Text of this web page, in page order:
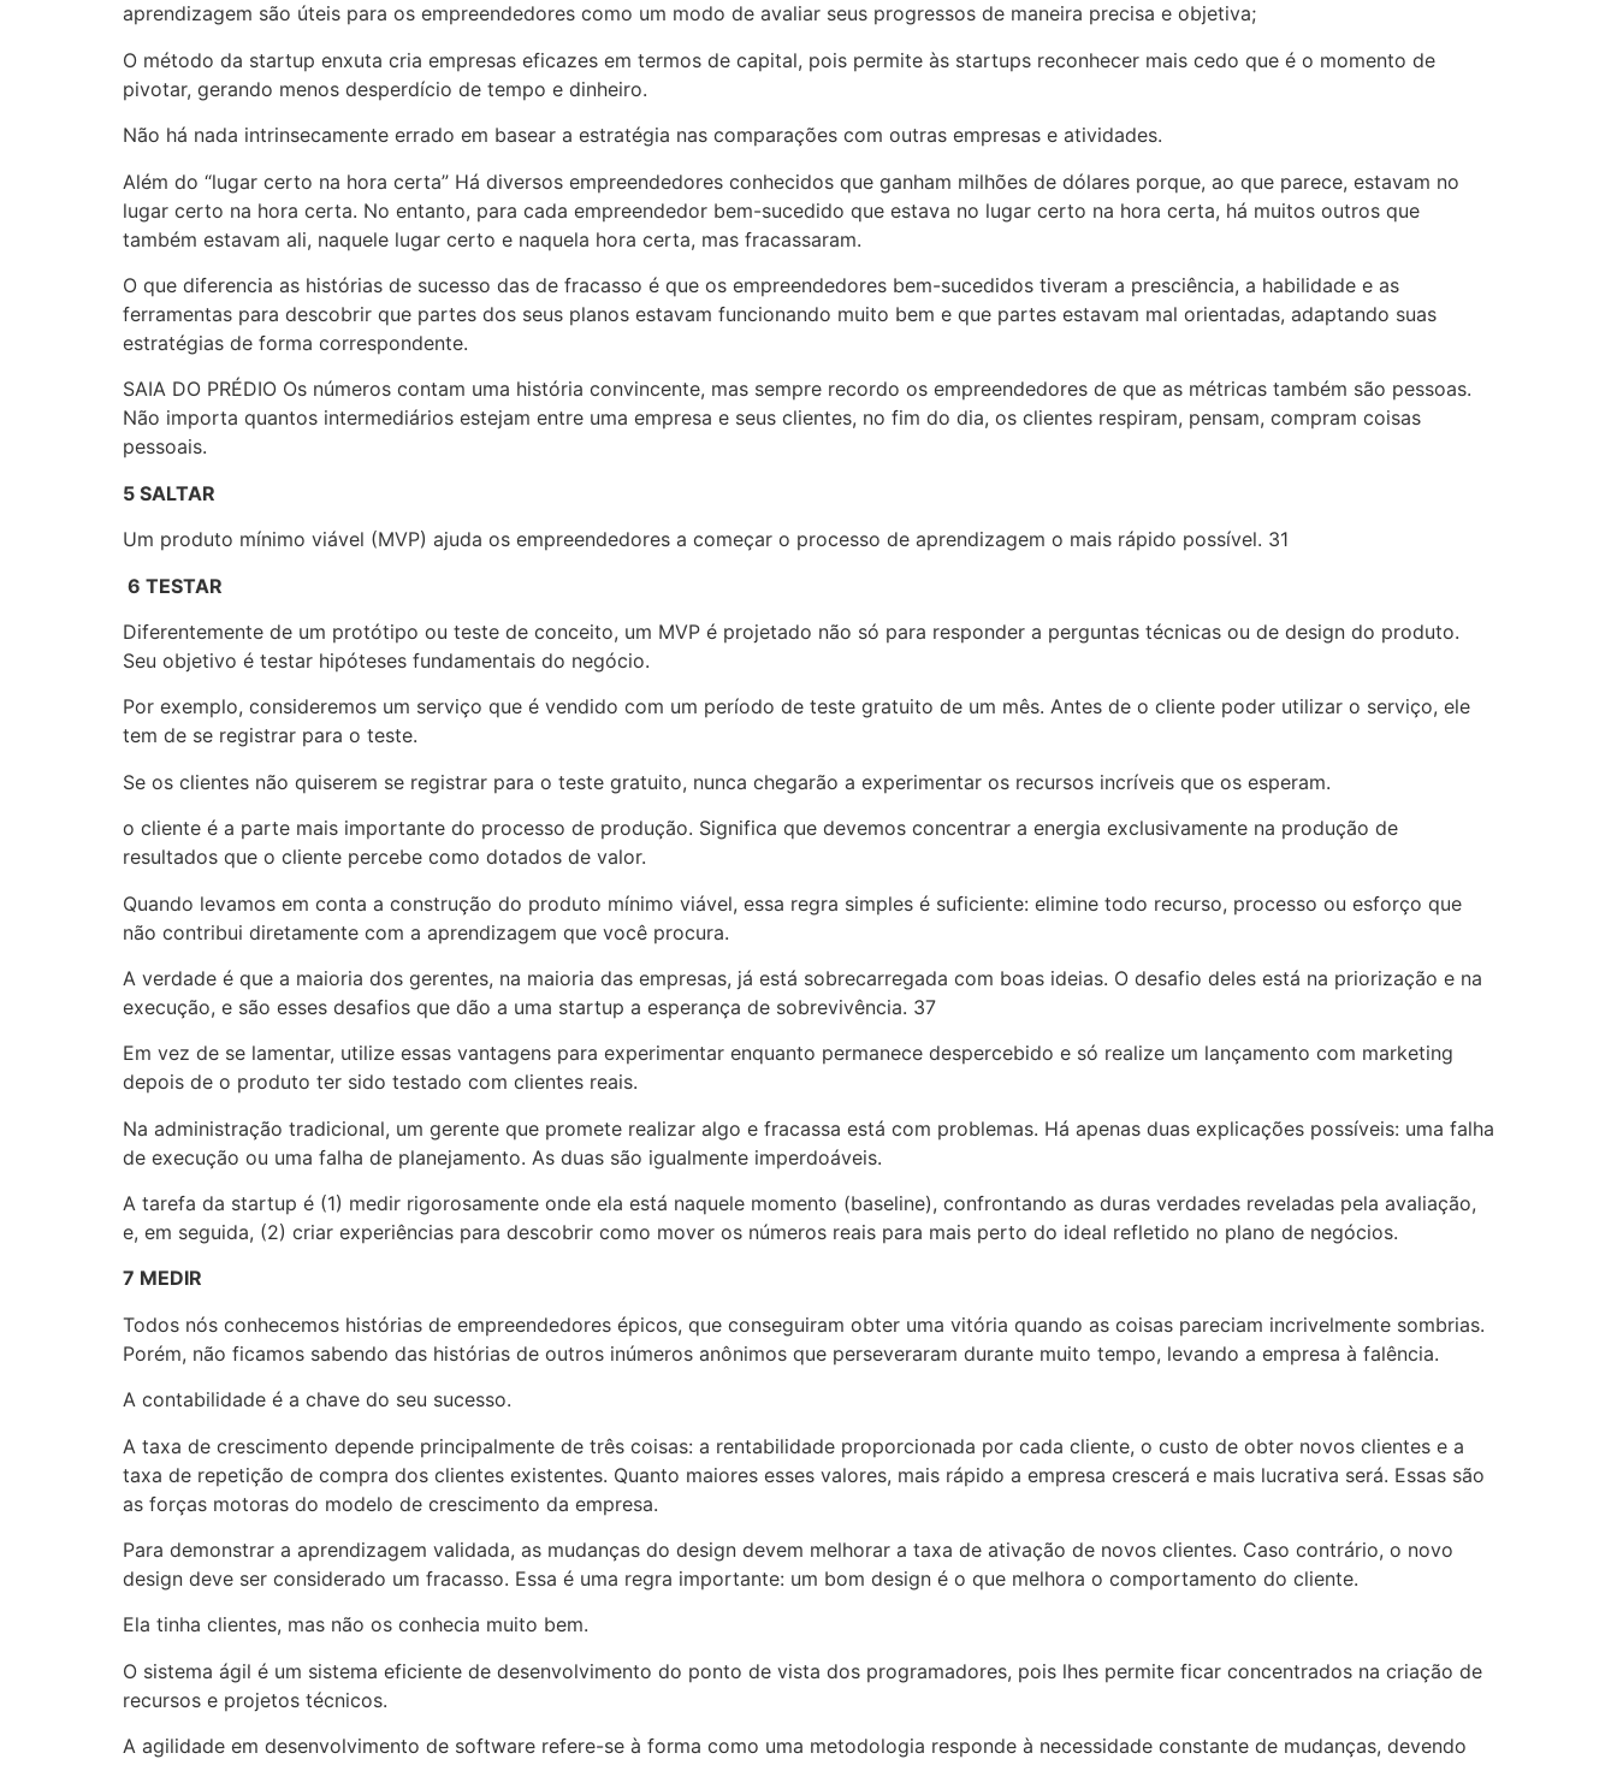
aprendizagem são úteis para os empreendedores como um modo de avaliar seus progressos de maneira precisa e objetiva;
O método da startup enxuta cria empresas eficazes em termos de capital, pois permite às startups reconhecer mais cedo que é o momento de
pivotar, gerando menos desperdício de tempo e dinheiro.
Não há nada intrinsecamente errado em basear a estratégia nas comparações com outras empresas e atividades.
Além do “lugar certo na hora certa” Há diversos empreendedores conhecidos que ganham milhões de dólares porque, ao que parece, estavam no
lugar certo na hora certa. No entanto, para cada empreendedor bem-sucedido que estava no lugar certo na hora certa, há muitos outros que
também estavam ali, naquele lugar certo e naquela hora certa, mas fracassaram.
O que diferencia as histórias de sucesso das de fracasso é que os empreendedores bem-sucedidos tiveram a presciência, a habilidade e as
ferramentas para descobrir que partes dos seus planos estavam funcionando muito bem e que partes estavam mal orientadas, adaptando suas
estratégias de forma correspondente.
SAIA DO PRÉDIO Os números contam uma história convincente, mas sempre recordo os empreendedores de que as métricas também são pessoas.
Não importa quantos intermediários estejam entre uma empresa e seus clientes, no fim do dia, os clientes respiram, pensam, compram coisas
pessoais.
5 SALTAR
Um produto mínimo viável (MVP) ajuda os empreendedores a começar o processo de aprendizagem o mais rápido possível. 31
6 TESTAR
Diferentemente de um protótipo ou teste de conceito, um MVP é projetado não só para responder a perguntas técnicas ou de design do produto.
Seu objetivo é testar hipóteses fundamentais do negócio.
Por exemplo, consideremos um serviço que é vendido com um período de teste gratuito de um mês. Antes de o cliente poder utilizar o serviço, ele
tem de se registrar para o teste.
Se os clientes não quiserem se registrar para o teste gratuito, nunca chegarão a experimentar os recursos incríveis que os esperam.
o cliente é a parte mais importante do processo de produção. Significa que devemos concentrar a energia exclusivamente na produção de
resultados que o cliente percebe como dotados de valor.
Quando levamos em conta a construção do produto mínimo viável, essa regra simples é suficiente: elimine todo recurso, processo ou esforço que
não contribui diretamente com a aprendizagem que você procura.
A verdade é que a maioria dos gerentes, na maioria das empresas, já está sobrecarregada com boas ideias. O desafio deles está na priorização e na
execução, e são esses desafios que dão a uma startup a esperança de sobrevivência. 37
Em vez de se lamentar, utilize essas vantagens para experimentar enquanto permanece despercebido e só realize um lançamento com marketing
depois de o produto ter sido testado com clientes reais.
Na administração tradicional, um gerente que promete realizar algo e fracassa está com problemas. Há apenas duas explicações possíveis: uma falha
de execução ou uma falha de planejamento. As duas são igualmente imperdoáveis.
A tarefa da startup é (1) medir rigorosamente onde ela está naquele momento (baseline), confrontando as duras verdades reveladas pela avaliação,
e, em seguida, (2) criar experiências para descobrir como mover os números reais para mais perto do ideal refletido no plano de negócios.
7 MEDIR
Todos nós conhecemos histórias de empreendedores épicos, que conseguiram obter uma vitória quando as coisas pareciam incrivelmente sombrias.
Porém, não ficamos sabendo das histórias de outros inúmeros anônimos que perseveraram durante muito tempo, levando a empresa à falência.
A contabilidade é a chave do seu sucesso.
A taxa de crescimento depende principalmente de três coisas: a rentabilidade proporcionada por cada cliente, o custo de obter novos clientes e a
taxa de repetição de compra dos clientes existentes. Quanto maiores esses valores, mais rápido a empresa crescerá e mais lucrativa será. Essas são
as forças motoras do modelo de crescimento da empresa.
Para demonstrar a aprendizagem validada, as mudanças do design devem melhorar a taxa de ativação de novos clientes. Caso contrário, o novo
design deve ser considerado um fracasso. Essa é uma regra importante: um bom design é o que melhora o comportamento do cliente.
Ela tinha clientes, mas não os conhecia muito bem.
O sistema ágil é um sistema eficiente de desenvolvimento do ponto de vista dos programadores, pois lhes permite ficar concentrados na criação de
recursos e projetos técnicos.
A agilidade em desenvolvimento de software refere-se à forma como uma metodologia responde à necessidade constante de mudanças, devendo